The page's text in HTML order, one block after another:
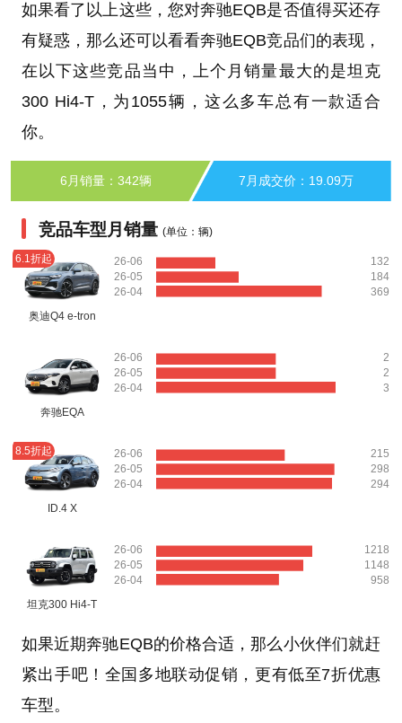
如果看了以上这些，您对奔驰EQB是否值得买还存
有疑惑，那么还可以看看奔驰EQB竞品们的表现，
在以下这些竞品当中，上个月销量最大的是坦克
300 Hi4-T，为1055辆，这么多车总有一款适合
你。
6月销量：342辆 7月成交价：19.09万
竞品车型月销量 (单位：辆)
6.1折起
奥迪Q4 e-tron
26-06
26-05
26-04
132
184
369
奔驰EQA
26-06
26-05
26-04
2
2
3
8.5折起
ID.4 X
26-06
26-05
26-04
215
298
294
坦克300 Hi4-T
26-06
26-05
26-04
1218
1148
958
如果近期奔驰EQB的价格合适，那么小伙伴们就赶
紧出手吧！全国多地联动促销，更有低至7折优惠
车型。